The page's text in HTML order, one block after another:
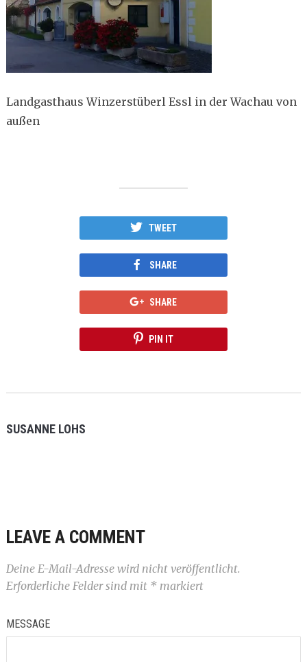
Landgasthaus Winzerstüberl Essl in der Wachau von
außen
TWEET
SHARE
SHARE
PIN IT
SUSANNE LOHS
LEAVE A COMMENT
Deine E-Mail-Adresse wird nicht veröffentlicht.
Erforderliche Felder sind mit *markiert
MESSAGE